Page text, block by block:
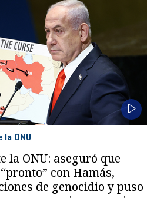
la ONU
la ONU: aseguró que
con Hamás,
de genocidio y puso